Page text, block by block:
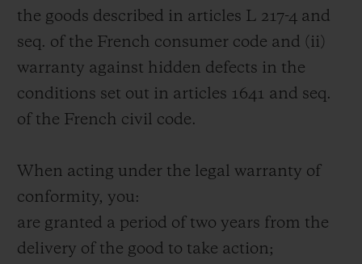
the goods described in articles L 217-4 and
seq. of the French consumer code and (ii)
warranty against hidden defects in the
conditions set out in articles 1641 and seq.
of the French civil code.
When acting under the legal warranty of
conformity, you:
are granted a period of two years from the
delivery of the good to take action;